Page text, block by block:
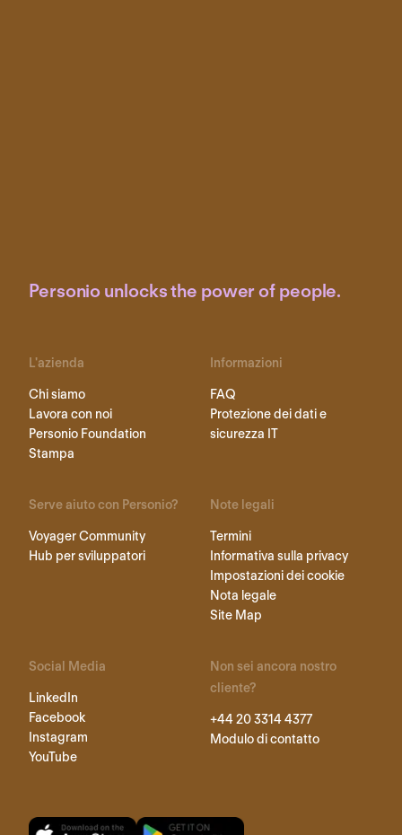
Personio unlocks the power of people.
L'azienda
Chi siamo
Lavora con noi
Personio Foundation
Stampa
Informazioni
FAQ
Protezione dei dati e
sicurezza IT
Serve aiuto con Personio?
Voyager Community
Hub per sviluppatori
Note legali
Termini
Informativa sulla privacy
Impostazioni dei cookie
Nota legale
Site Map
Social Media
LinkedIn
Facebook
Instagram
YouTube
Non sei ancora nostro
cliente?
+44 20 3314 4377
Modulo di contatto